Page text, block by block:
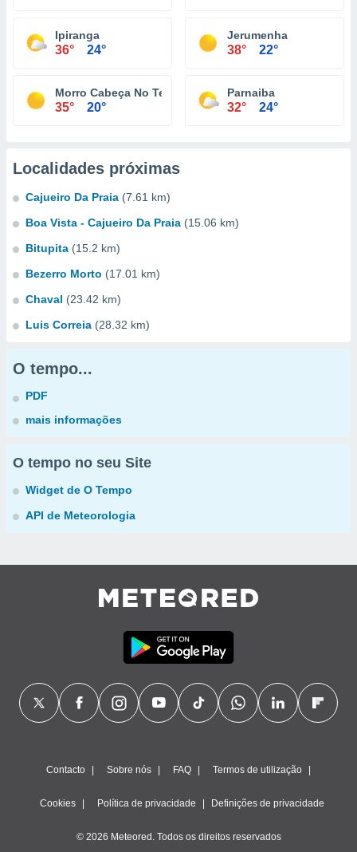
Ipiranga
36° 24°
Jerumenha
38° 22°
Morro Cabeça No Tempo
35° 20°
Parnaiba
32° 24°
Localidades próximas
Cajueiro Da Praia (7.61 km)
Boa Vista - Cajueiro Da Praia (15.06 km)
Bitupita (15.2 km)
Bezerro Morto (17.01 km)
Chaval (23.42 km)
Luis Correia (28.32 km)
O tempo...
PDF
mais informações
O tempo no seu Site
Widget de O Tempo
API de Meteorologia
Contacto Sobre nós FAQ Termos de utilização
Cookies Política de privacidade Definições de privacidade
© 2026 Meteored. Todos os direitos reservados